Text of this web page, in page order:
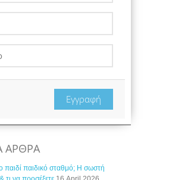
Εγγραφή
ΑΡΘΡΑ
παιδί παιδικό σταθμό; Η σωστή